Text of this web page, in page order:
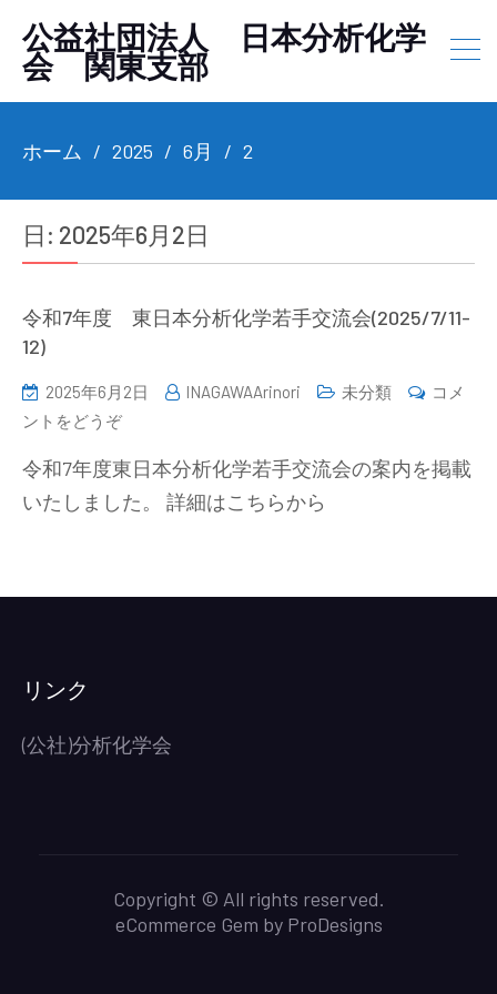
公益社団法人 日本分析化学
会 関東支部
ホーム 2025 6月 2
日: 2025年6月2日
令和7年度 東日本分析化学若手交流会(2025/7/11-
12)
2025年6月2日 INAGAWAArinori 未分類
コメ
ントをどうぞ(令
7
年
日
学
(2025/7/11-
12))
令和7年度東日本分析化学若手交流会の案内を掲載
いたしました。 詳細はこちらから
リンク
(公社)分析化学会
Copyright © All rights reserved.
eCommerce Gem by ProDesigns